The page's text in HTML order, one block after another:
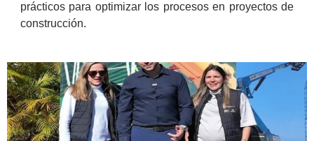
prácticos para optimizar los procesos en proyectos de
construcción.